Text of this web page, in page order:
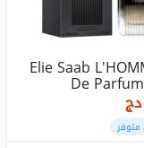
Elie Saab
De
دج
متوفر